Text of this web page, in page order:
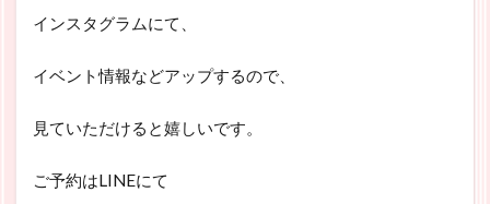
インスタグラムにて、
イベント情報などアップするので、
見ていただけると嬉しいです。
ご予約はLINEにて